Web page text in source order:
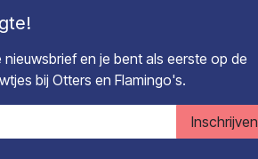
en je bent als eerste op de
bij Otters en Flamingo's.
Inschrijven